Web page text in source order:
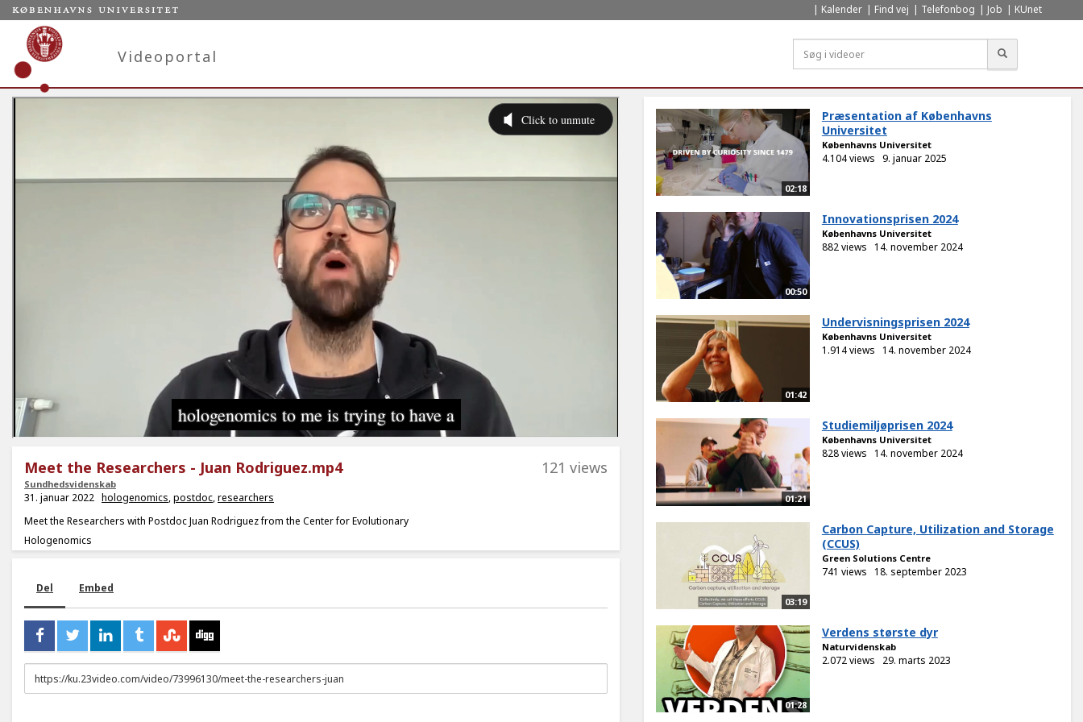
Kalender Find vej Telefonbog Job KUnet
Videoportal
Meet the Researchers - Juan Rodriguez.mp4
Sundhedsvidenskab
121 views
31. januar 2022 hologenomics,postdoc,researchers
Meet the Researchers with Postdoc Juan Rodriguez from the Center for Evolutionary
Hologenomics
Del Embed
URL
to
02:18
Præsentation af Københavns
Universitet
Københavns Universitet
4.104 views 9. januar 2025
00:50
Innovationsprisen 2024
Københavns Universitet
882 views 14. november 2024
01:42
Undervisningsprisen 2024
Københavns Universitet
1.914 views 14. november 2024
01:21
Studiemiljøprisen 2024
Københavns Universitet
828 views 14. november 2024
03:19
Carbon Capture, Utilization and Storage
(CCUS)
Green Solutions Centre
741 views 18. september 2023
01:28
Verdens største dyr
Naturvidenskab
2.072 views 29. marts 2023